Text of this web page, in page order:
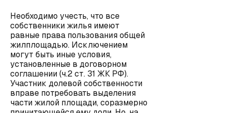
Необходимо учесть, что все
собственники жилья имеют
равные права пользования общей
жилплощадью. Исключением
могут быть иные условия,
установленные в договорном
соглашении (ч.2 ст. 31 ЖК РФ).
Участник долевой собственности
вправе потребовать выделения
части жилой площади, соразмерно